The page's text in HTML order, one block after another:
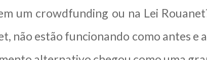
um crowdfunding ou na Lei
não estão funcionando como antes e